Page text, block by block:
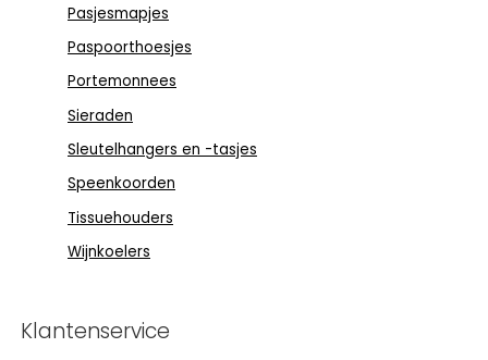
Pasjesmapjes
Paspoorthoesjes
Portemonnees
Sieraden
Sleutelhangers en -tasjes
Speenkoorden
Tissuehouders
Wijnkoelers
Klantenservice